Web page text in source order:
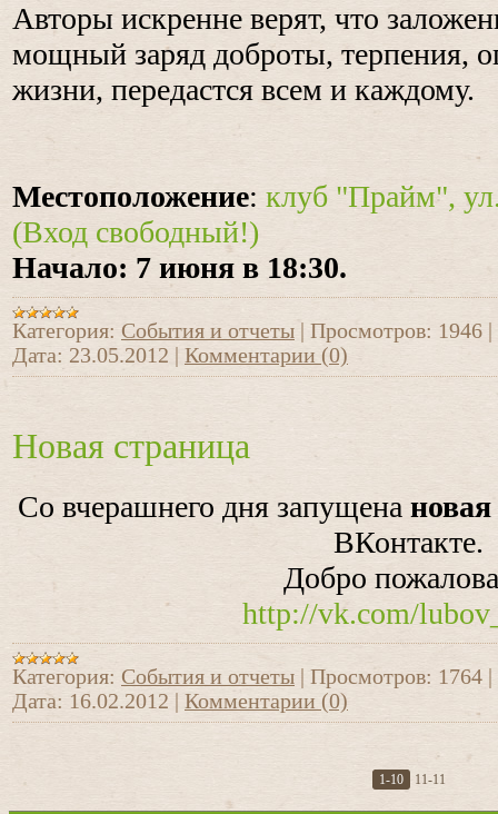
Авторы искренне верят, что
мощный заряд доброты, терпения,
жизни, передастся всем и каждому.
Местоположение: клуб "Прайм",
(Вход свободный!)
Начало: 7 июня в 18:30.
Категория: События и отчеты Просмотров: 1946
Дата: 23.05.2012 Комментарии (0)
Новая страница
Со вчерашнего дня запущена
ВКонтакте.
Добро
http://vk.com/
Категория: События и отчеты Просмотров: 1764
Дата: 16.02.2012 Комментарии (0)
1-10 11-11